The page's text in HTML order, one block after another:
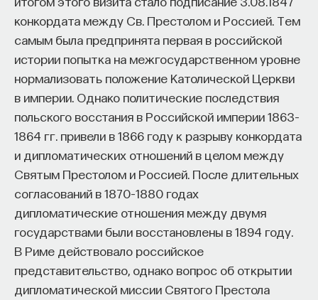
конкордата между Св. Престолом и Россией. Тем
самым была предпринята первая в российской
истории попытка на межгосударственном уровне
нормализовать положение Католической Церкви
в империи. Однако политические последствия
польского восстания в Российской империи 1863–
1864 гг. привели в 1866 году к разрыву конкордата
и дипломатических отношений в целом между
Святым Престолом и Россией. После длительных
согласований в 1870–1880 годах
дипломатические отношения между двумя
государствами были восстановлены в 1894 году.
В Риме действовало российское
представительство, однако вопрос об открытии
дипломатической миссии Святого Престола